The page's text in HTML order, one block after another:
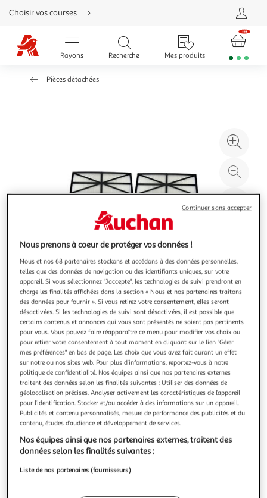
Aller
directement
au
contenu
Aller
directement
Aller
Choisir vos courses
Rayons Recherche Mes produits
Pièces détachées
à
100
le
Livraison offerte
DOLPHIN
Kit de 4 cartouches 50 microns pour robot dolphin
master m3, swash et nauty - 9991422-assy
Dolphin 9991422-ASSY - Kit de 4 cartouches ultra fine 50
micronsDimensions des cartouches : 27.7 x 10.9 cmPour
robots Dolphin :- Master M3- Swash- Swash CL- Swash TC-
Nauty- Nauty TC- Splash- Galaxy CL(liste non exhaustive,
n'hésitez pas à nous contacter)
En savoir +
Vendu par Nouveaux Marchands
Livraison dès 4/5 jours
Livraison offerte
Nous prenons à coeur de protéger vos données !
Nous et nos 68 partenaires stockons et accédons à des données personnelles,
telles que des données de navigation ou des identifiants uniques, sur votre
appareil. Si vous sélectionnez "J'accepte", les technologies de suivi prendront en
charge les finalités affichées dans la section « Nous et nos partenaires traitons
des données pour fournir ». Si vous retirez votre consentement, elles seront
désactivées. Si les technologies de suivi sont désactivées, il est possible que
certains contenus et annonces qui vous sont présentés ne soient pas pertinents
pour vous. Vous pouvez faire réapparaître ce menu pour modifier vos choix ou
pour retirer votre consentement à tout moment en cliquant sur le lien "Gérer
mes préférences" en bas de page. Les choix que vous avez fait auront un effet
sur notre ou nos sites web. Pour plus d’informations, reportez-vous à notre
politique de confidentialité. Nos équipes ainsi que nos partenaires externes
traitent des données selon les finalités suivantes : Utiliser des données de
géolocalisation précises. Analyser activement les caractéristiques de l’appareil
pour l’identification. Stocker et/ou accéder à des informations sur un appareil.
Publicités et contenu personnalisés, mesure de performance des publicités et du
contenu, études d’audience et développement de services.
Nos équipes ainsi que nos partenaires externes, traitent des
données selon les finalités suivantes :
Liste de nos partenaires (fournisseurs)
Continuer sans accepter